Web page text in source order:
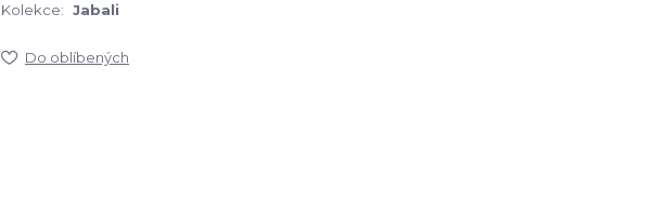
Kolekce: Jabali
Do oblíbených